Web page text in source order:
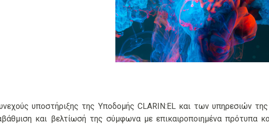
υποστήριξης της Υποδομής CLARIN:EL και των υπηρεσιών
και βελτίωσή της σύμφωνα με επικαιροποιημένα πρότυπα